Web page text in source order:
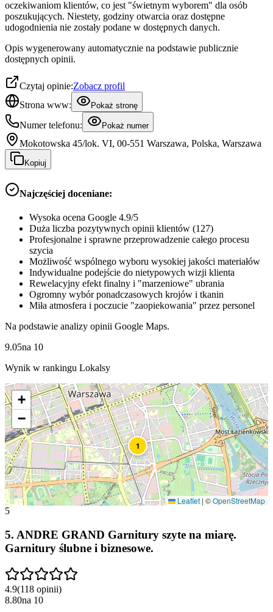
oczekiwaniom klientów, co jest "świetnym wyborem" dla osób
poszukujących. Niestety, godziny otwarcia oraz dostępne
udogodnienia nie zostały podane w dostępnych danych.
Opis wygenerowany automatycznie na podstawie publicznie
dostępnych opinii.
Czytaj opinie:Zobacz profil
Strona www:
Pokaż stronę
Numer telefonu: Pokaż numer
Mokotowska 45/lok. VI, 00-551 Warszawa, Polska, Warszawa
Kopiuj
Najczęściej doceniane:
Wysoka ocena Google 4.9/5
Duża liczba pozytywnych opinii klientów (127)
Profesjonalne i sprawne przeprowadzenie całego procesu
szycia
Możliwość wspólnego wyboru wysokiej jakości materiałów
Indywidualne podejście do nietypowych wizji klienta
Rewelacyjny efekt finalny i "marzeniowe" ubrania
Ogromny wybór ponadczasowych krojów i tkanin
Miła atmosfera i poczucie "zaopiekowania" przez personel
Na podstawie analizy opinii Google Maps.
9.05na 10
Wynik w rankingu Lokalsy
1
+
−
Leaflet | ©OpenStreetMap
5
5. ANDRE GRAND Garnitury szyte na miarę.
Garnitury ślubne i biznesowe.
4.9(118 opinii)
8.80na 10